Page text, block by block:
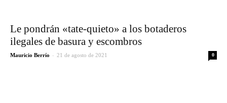
Le pondrán «tate-quieto» a los botaderos
ilegales de basura y escombros
Mauricio Berrío - 21 de agosto de 2021 0